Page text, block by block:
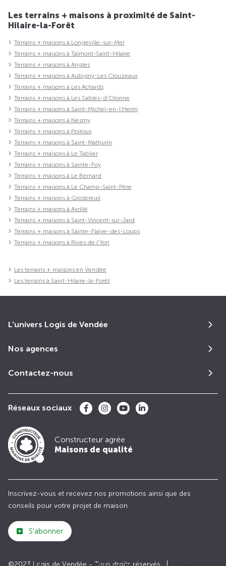
Les terrains + maisons à proximité de Saint-
Hilaire-la-Forêt
Terrains + maisons à Longeville-sur-Mer
Terrains + maisons à Talmont-Saint-Hilaire
Terrains + maisons à Angles
Terrains + maisons à Aubigny-Les Clouzeaux
Terrains + maisons à Les Achards
Terrains + maisons à Les Sables-d'Olonne
Terrains + maisons à Saint-Michel-en-l'Herm
Terrains + maisons à Nesmy
Terrains + maisons à Poiroux
Terrains + maisons à Saint-Mathurin
Terrains + maisons à Le Tablier
Terrains + maisons à Sainte-Foy
Terrains + maisons à Le Bernard
Terrains + maisons à Le Champ-Saint-Père
Terrains + maisons à Grosbreuil
Terrains + maisons à Avrillé
Terrains + maisons à Saint-Vincent-sur-Jard
Terrains + maisons à Sainte-Flaive-des-Loups
Terrains + maisons à Rives de l'Yon
Les terrains + maisons en Vendée
Les terrains à Saint-Hilaire-la-Forêt
L'univers Logis de Vendée
Nos agences
Contactez-nous
Réseaux sociaux
Constructeur agrée
Maisons de qualité
Inscrivez-vous et recevez nos promotions ainsi que des
conseils pour votre projet de maison
S'abonner
©2023 Logis de Vendée - Tous droits réservés